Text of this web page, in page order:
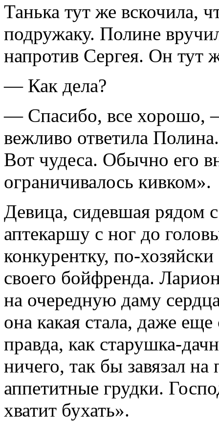
Танька тут же вскочила,
подружаку. Полине
напротив Сергея. Он тут
— Как дела?
— Спасибо, все хорошо,
вежливо ответила
Вот чудеса. Обычно его
ограничивалось кивком».
Девица, сидевшая рядом
аптекаршу с ног до
конкурентку, по-
своего бойфренда.
на очередную даму
она какая стала, даже
правда, как старушка-
ничего, так бы завязал на
аппетитные грудки.
хватит бухать».